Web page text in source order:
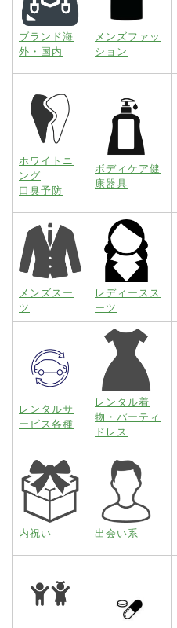
ブランド海
外・国内
メンズファッ
ション
ホワイトニ
ング
口臭予防
ボディケア健
康器具
メンズスー
ツ
レディースス
ーツ
レンタルサ
ービス各種
レンタル着
物・パーティ
ドレス
内祝い 出会い系